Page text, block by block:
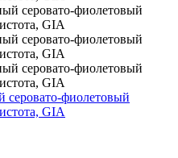
серовато-фиолетовый
GIA